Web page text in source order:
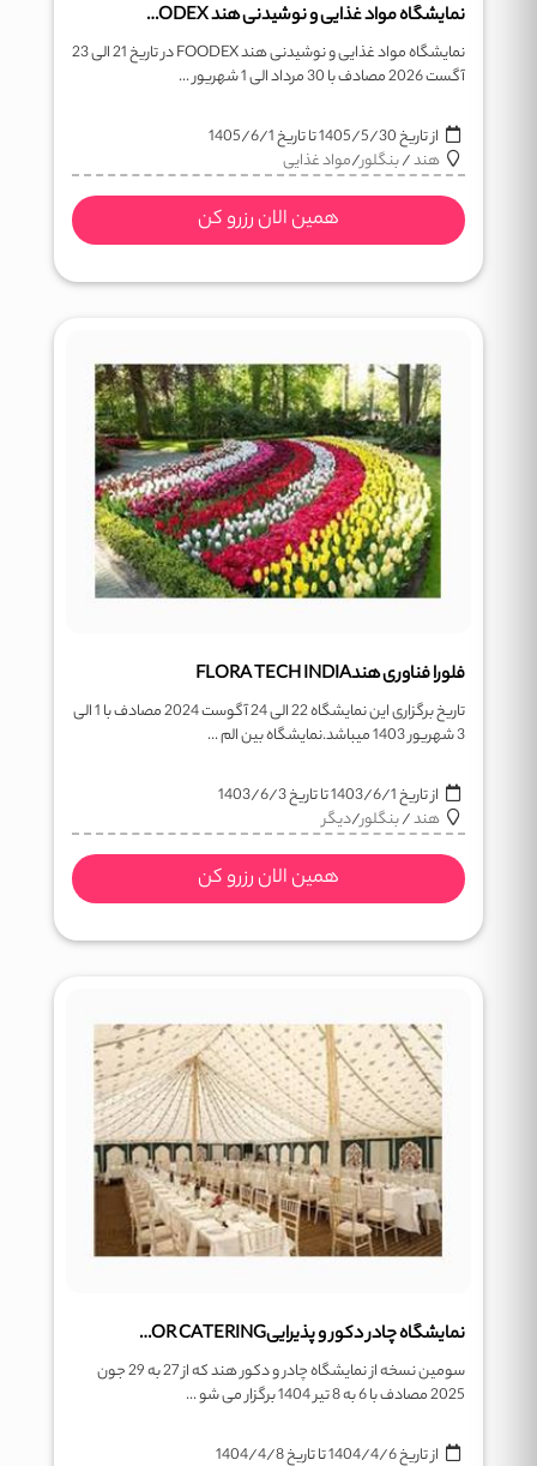
نمایشگاه مواد غذایی و نوشیدنی هند FOODEX
نمایشگاه مواد غذایی و نوشیدنی هند FOODEX در تاریخ 21 الی 23
آگست 2026 مصادف با 30 مرداد الی 1 شهریور ...
از تاریخ1405/5/30تا تاریخ1405/6/1
هند/بنگلور/مواد غذایی
همین الان رزرو کن
فلورا فناوری هندFLORA TECH INDIA
تاریخ برگزاری این نمایشگاه 22 الی 24 آگوست 2024 مصادف با 1 الی
3 شهریور 1403 میباشد.نمایشگاه بین الم ...
از تاریخ1403/6/1تا تاریخ1403/6/3
هند/بنگلور/دیگر
همین الان رزرو کن
نمایشگاه چادر دکور و پذیراییTENT DECOR CATERING
سومین نسخه از نمایشگاه چادر و دکور هند که از 27 به 29 جون
2025 مصادف با 6 به 8 تیر 1404 برگزار می شو ...
از تاریخ1404/4/6تا تاریخ1404/4/8